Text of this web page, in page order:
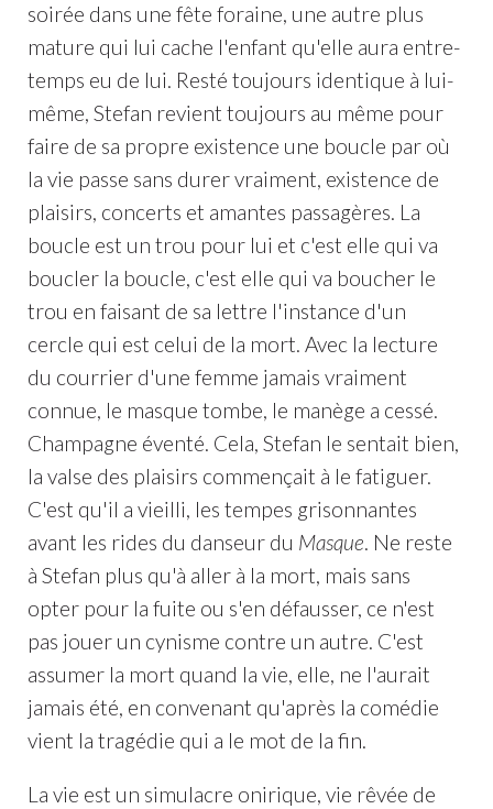
soirée dans une fête foraine, une autre plus
mature qui lui cache l'enfant qu'elle aura entre-
temps eu de lui. Resté toujours identique à lui-
même, Stefan revient toujours au même pour
faire de sa propre existence une boucle par où
la vie passe sans durer vraiment, existence de
plaisirs, concerts et amantes passagères. La
boucle est un trou pour lui et c'est elle qui va
boucler la boucle, c'est elle qui va boucher le
trou en faisant de sa lettre l'instance d'un
cercle qui est celui de la mort. Avec la lecture
du courrier d'une femme jamais vraiment
connue, le masque tombe, le manège a cessé.
Champagne éventé. Cela, Stefan le sentait bien,
la valse des plaisirs commençait à le fatiguer.
C'est qu'il a vieilli, les tempes grisonnantes
avant les rides du danseur du Masque. Ne reste
à Stefan plus qu'à aller à la mort, mais sans
opter pour la fuite ou s'en défausser, ce n'est
pas jouer un cynisme contre un autre. C'est
assumer la mort quand la vie, elle, ne l'aurait
jamais été, en convenant qu'après la comédie
vient la tragédie qui a le mot de la fin.
La vie est un simulacre onirique, vie rêvée de